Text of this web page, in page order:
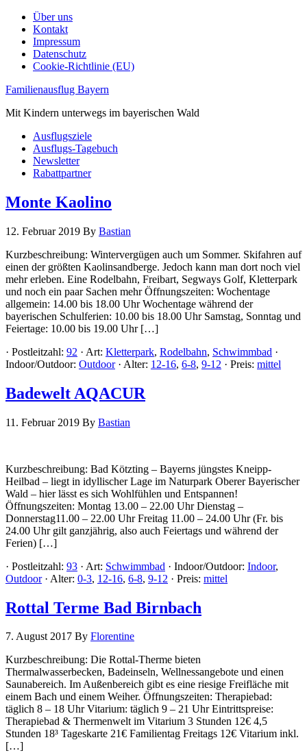
Über uns
Kontakt
Impressum
Datenschutz
Cookie-Richtlinie (EU)
Familienausflug Bayern
Mit Kindern unterwegs im bayerischen Wald
Ausflugsziele
Ausflugs-Tagebuch
Newsletter
Rabattpartner
Monte Kaolino
12. Februar 2019 By Bastian
Kurzbeschreibung: Wintervergügen auch um Sommer. Skifahren auf
einen der größten Kaolinsandberge. Jedoch kann man dort noch viel
mehr erleben. Eine Rodelbahn, Freibart, Segways Golf, Kletterpark
und noch ein paar Sachen mehr Öffnungszeiten: Wochentage
allgemein: 14.00 bis 18.00 Uhr Wochentage während der
bayerischen Schulferien: 10.00 bis 18.00 Uhr Samstag, Sonntag und
Feiertage: 10.00 bis 19.00 Uhr […]
· Postleitzahl: 92 · Art: Kletterpark, Rodelbahn, Schwimmbad ·
Indoor/Outdoor: Outdoor· Alter: 12-16, 6-8, 9-12 · Preis: mittel
Badewelt AQACUR
11. Februar 2019 By Bastian
Kurzbeschreibung: Bad Kötzting – Bayerns jüngstes Kneipp-
Heilbad – liegt in idyllischer Lage im Naturpark Oberer Bayerischer
Wald – hier lässt es sich Wohlfühlen und Entspannen!
Öffnungszeiten: Montag 13.00 – 22.00 Uhr Dienstag –
Donnerstag11.00 – 22.00 Uhr Freitag 11.00 – 24.00 Uhr (Fr. bis
24.00 Uhr gilt ganzjährig, also auch Feiertags und während der
Ferien) […]
· Postleitzahl: 93 · Art: Schwimmbad · Indoor/Outdoor: Indoor,
Outdoor· Alter: 0-3, 12-16, 6-8, 9-12 · Preis: mittel
Rottal Terme Bad Birnbach
7. August 2017 By Florentine
Kurzbeschreibung: Die Rottal-Therme bieten
Thermalwasserbecken, Badeinseln, Wellnessangebote und einen
Saunabereich. Im Außenbereich gibt es eine riesige Freifläche mit
einem Bach und einem Weiher. Öffnungszeiten: Therapiebad:
täglich 8 – 18 Uhr Vitarium: täglich 9 – 21 Uhr Eintrittspreise:
Therapiebad & Thermenwelt im Vitarium 3 Stunden 12€ 4,5
Stunden 18³ Tageskarte 21€ Familientag Freitags 12€ Vitarium inkl.
[…]